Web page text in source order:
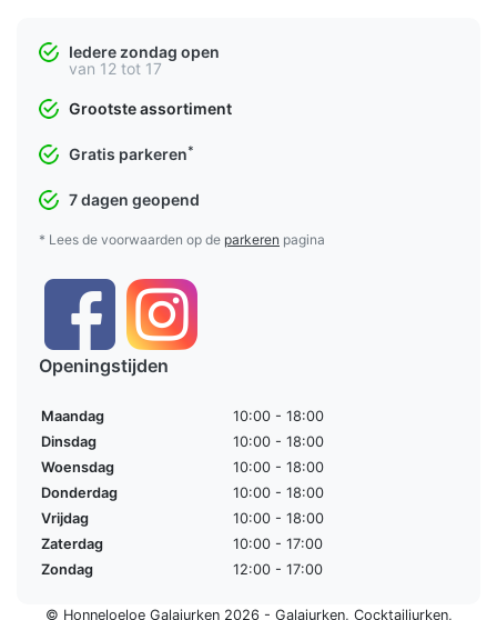
Iedere zondag open
van 12 tot 17
Grootste assortiment
Gratis parkeren*
7 dagen geopend
* Lees de voorwaarden op de parkeren pagina
Openingstijden
Maandag
10:00 - 18:00
Dinsdag
10:00 - 18:00
Woensdag
10:00 - 18:00
Donderdag
10:00 - 18:00
Vrijdag
10:00 - 18:00
Zaterdag
10:00 - 17:00
Zondag
12:00 - 17:00
© Honneloeloe Galajurken 2026 - Galajurken, Cocktailjurken,